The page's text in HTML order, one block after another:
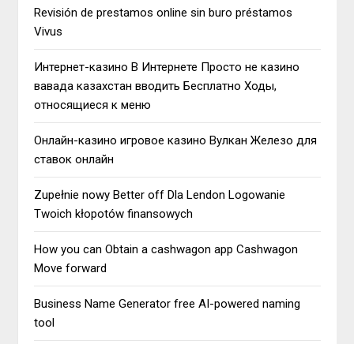
Revisión de prestamos online sin buro préstamos
Vivus
Интернет-казино В Интернете Просто не казино
вавада казахстан вводить Бесплатно Ходы,
относящиеся к меню
Онлайн-казино игровое казино Вулкан Железо для
ставок онлайн
Zupełnie nowy Better off Dla Lendon Logowanie
Twoich kłopotów finansowych
How you can Obtain a cashwagon app Cashwagon
Move forward
Business Name Generator free AI-powered naming
tool